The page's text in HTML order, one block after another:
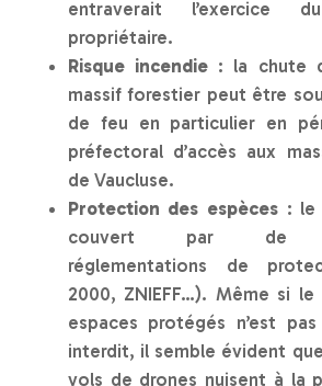
entraverait l’exercice
propriétaire.
Risque incendie : la chute
massif forestier peut être
de feu en particulier en
préfectoral d’accès aux
de Vaucluse.
Protection des espèces: le
couvert par de
réglementations de
2000, ZNIEFF…). Même si
espaces protégés n’est
interdit, il semble évident
vols de drones nuisent à la